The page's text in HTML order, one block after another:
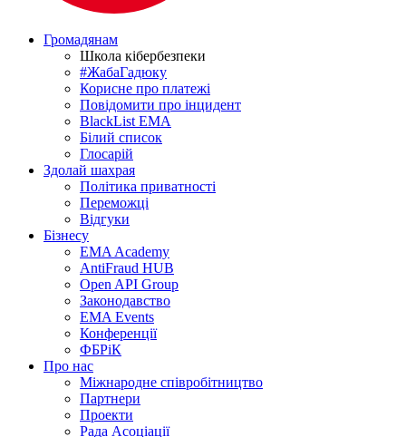
Громадянам
Школа кібербезпеки
#ЖабаГадюку
Корисне про платежі
Повідомити про інцидент
BlackList EMA
Білий список
Глосарій
Здолай шахрая
Політика приватності
Переможцi
Відгуки
Бізнесу
EMA Academy
AntiFraud HUB
Open API Group
Законодавство
EMA Events
Конференції
ФБРіК
Про нас
Міжнародне співробітництво
Партнери
Проекти
Рада Асоціації